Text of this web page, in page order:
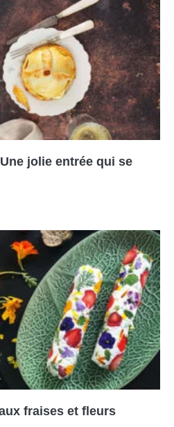
jolie entrée qui se
fraises et fleurs